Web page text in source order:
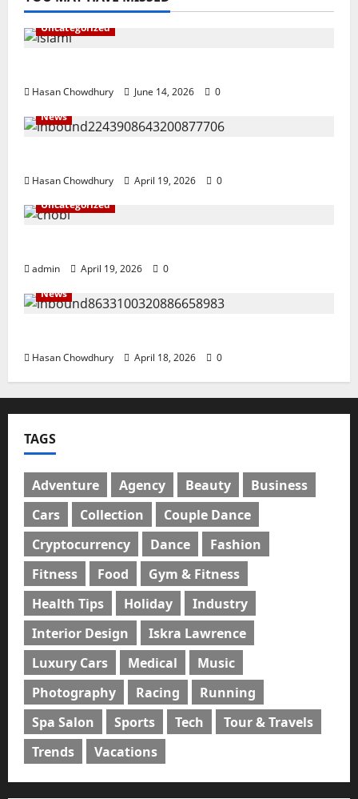
Uncategorized
Hasan Chowdhury June 14, 2026
0
News
Hasan Chowdhury April 19, 2026
0
Uncategorized
admin April 19, 2026
0
News
Hasan Chowdhury April 18, 2026 0
TAGS
Adventure Agency Beauty
Business
Cars
Collection
Couple Dance
Cryptocurrency
Dance
Fashion
Fitness
Food
Gym & Fitness
Health Tips
Holiday
Industry
Interior Design
Iskra Lawrence
Luxury Cars
Medical
Music
Photography
Racing
Running
Spa Salon
Sports Tech
Tour & Travels
Trends
Vacations